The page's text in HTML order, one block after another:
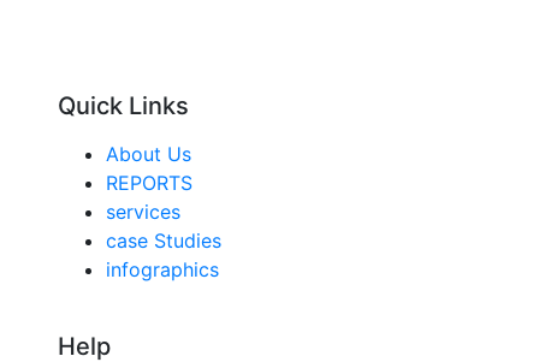
Quick Links
About Us
REPORTS
services
case Studies
infographics
Help